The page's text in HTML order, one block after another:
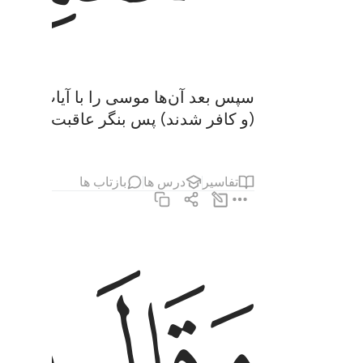
سپس بعد آن‌ها موسی را با آیات (و
(و کافر شدند) پس بنگر عاقبت
تفاسیر درس ها بازتاب ها
وَقَالَ مُوسَىٰ يَـٰفِرْعَوْنُ إِنِّى رَسُولٌۭ مِّن رَّبِّ